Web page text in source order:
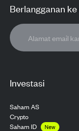
Investasi
Saham AS
Crypto
Saham ID
New
Berlangganan